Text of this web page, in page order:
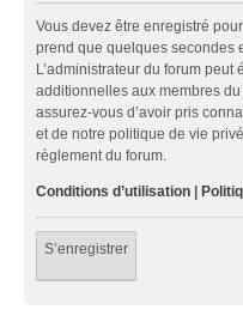
Vous devez être enregistré
prend que quelques secondes
L’administrateur du forum
additionnelles aux membres
assurez-vous d’avoir pris
et de notre politique de vie
règlement du forum.
Conditions d’utilisation
S’enregistrer